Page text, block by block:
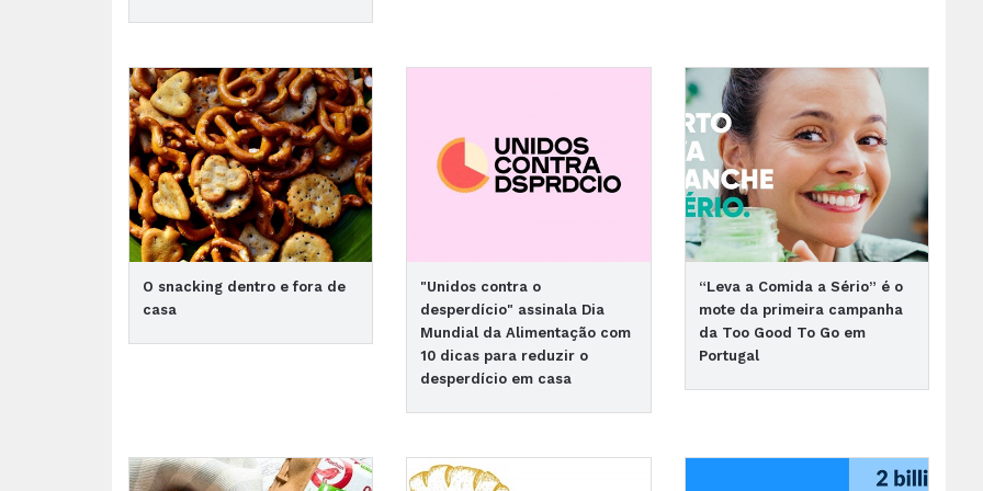
O snacking dentro e fora de
casa
"Unidos contra o
desperdício" assinala Dia
Mundial da Alimentação com
10 dicas para reduzir o
desperdício em casa
“Leva a Comida a Sério” é o
mote da primeira campanha
da Too Good To Go em
Portugal